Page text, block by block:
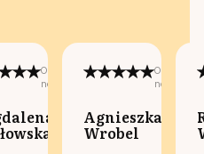
Opublikowano
na:
na:
Agnieszka
Wrobel